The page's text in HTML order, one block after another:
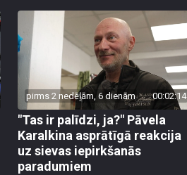
pirms 2 nedēļām, 6 dienām 00:02:14
"Tas ir palīdzi, ja?" Pāvela
Karalkina asprātīgā reakcija
uz sievas iepirkšanās
paradumiem